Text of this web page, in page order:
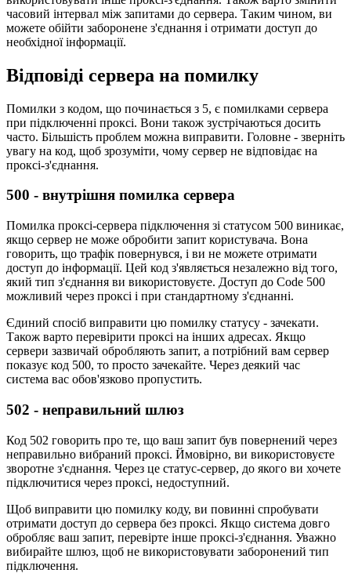
часовий інтервал між запитами до сервера. Таким чином, ви
можете обійти заборонене з'єднання і отримати доступ до
необхідної інформації.
Відповіді сервера на помилку
Помилки з кодом, що починається з 5, є помилками сервера
при підключенні проксі. Вони також зустрічаються досить
часто. Більшість проблем можна виправити. Головне - зверніть
увагу на код, щоб зрозуміти, чому сервер не відповідає на
проксі-з'єднання.
500 - внутрішня помилка сервера
Помилка проксі-сервера підключення зі статусом 500 виникає,
якщо сервер не може обробити запит користувача. Вона
говорить, що трафік повернувся, і ви не можете отримати
доступ до інформації. Цей код з'являється незалежно від того,
який тип з'єднання ви використовуєте. Доступ до Code 500
можливий через проксі і при стандартному з'єднанні.
Єдиний спосіб виправити цю помилку статусу - зачекати.
Також варто перевірити проксі на інших адресах. Якщо
сервери зазвичай обробляють запит, а потрібний вам сервер
показує код 500, то просто зачекайте. Через деякий час
система вас обов'язково пропустить.
502 - неправильний шлюз
Код 502 говорить про те, що ваш запит був повернений через
неправильно вибраний проксі. Ймовірно, ви використовуєте
зворотне з'єднання. Через це статус-сервер, до якого ви хочете
підключитися через проксі, недоступний.
Щоб виправити цю помилку коду, ви повинні спробувати
отримати доступ до сервера без проксі. Якщо система довго
обробляє ваш запит, перевірте інше проксі-з'єднання. Уважно
вибирайте шлюз, щоб не використовувати заборонений тип
підключення.